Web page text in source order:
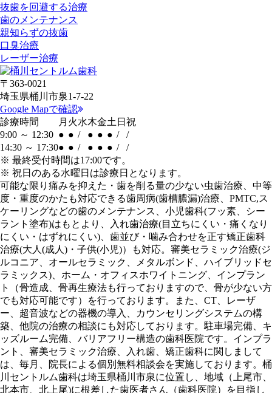
抜歯を回避する治療
歯のメンテナンス
親知らずの抜歯
口臭治療
レーザー治療
〒363-0021
埼玉県桶川市泉1-7-22
Google Mapで確認
診療時間
月 火水木金土 日 祝
9:00 ～ 12:30 ● ● / ● ● ● /
/
14:30 ～ 17:30● ● / ● ● ● /
/
※ 最終受付時間は17:00です。
※ 祝日のある水曜日は診療日となります。
可能な限り痛みを抑えた・歯を削る量の少ない虫歯治療、中等
度・重度のかたも対応できる歯周病(歯槽膿漏)治療、PMTC,ス
ケーリングなどの歯のメンテナンス、小児歯科(フッ素、シー
ラント塗布)はもとより、入れ歯治療(目立ちにくい・痛くなり
にくい・はずれにくい)、歯並び・噛み合わせを正す矯正歯科
治療(大人(成人)・子供(小児)）も対応。審美セラミック治療(ジ
ルコニア、オールセラミック、メタルボンド、ハイブリッドセ
ラミックス)、ホーム・オフィスホワイトニング、インプラン
ト（骨造成、骨再生療法も行っておりますので、骨が少ない方
でも対応可能です）を行っております。また、CT、レーザ
ー、超音波などの器機の導入、カウンセリングシステムの構
築、他院の治療の相談にも対応しております。駐車場完備、キ
ッズルーム完備、バリアフリー構造の歯科医院です。インプラ
ント、審美セラミック治療、入れ歯、矯正歯科に関しまして
は、毎月、院長による個別無料相談会を実施しております。桶
川セントルム歯科は埼玉県桶川市泉に位置し、地域（上尾市、
北本市、北上尾)に根差した歯医者さん（歯科医院）を目指し